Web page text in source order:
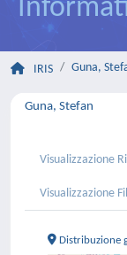
IRIS Guna,
Guna, Stefan
Visualizzazione
Visualizzazione
Distribuzione